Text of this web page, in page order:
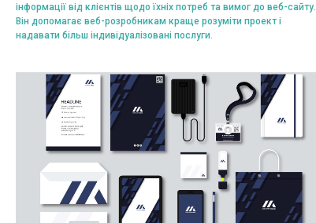
інформації від клієнтів щодо їхніх потреб та вимог до веб-сайту.
Він допомагає веб-розробникам краще розуміти проект і
надавати більш індивідуалізовані послуги.